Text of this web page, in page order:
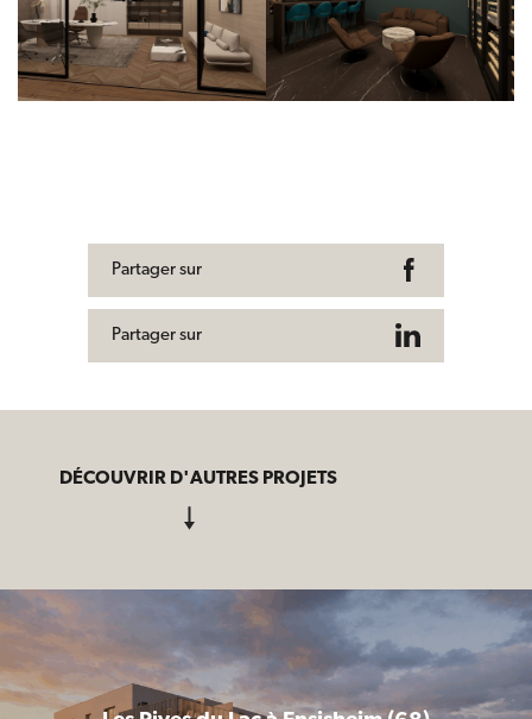
Partager sur
Partager sur
DÉCOUVRIR D'AUTRES PROJETS